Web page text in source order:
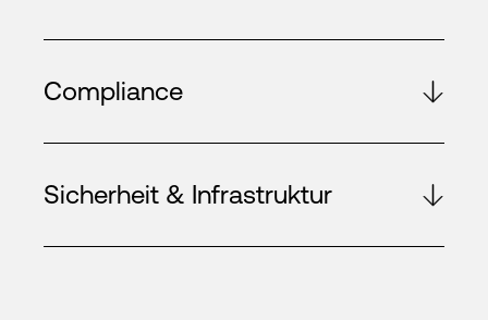
Compliance
Sicherheit & Infrastruktur